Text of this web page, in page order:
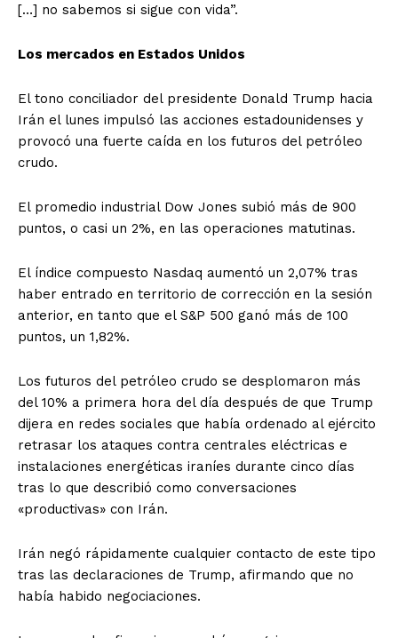
[…] no sabemos si sigue con vida”.
Los mercados en Estados Unidos
El tono conciliador del presidente Donald Trump hacia
Irán el lunes impulsó las acciones estadounidenses y
provocó una fuerte caída en los futuros del petróleo
crudo.
El promedio industrial Dow Jones subió más de 900
puntos, o casi un 2%, en las operaciones matutinas.
El índice compuesto Nasdaq aumentó un 2,07% tras
haber entrado en territorio de corrección en la sesión
anterior, en tanto que el S&P 500 ganó más de 100
puntos, un 1,82%.
Los futuros del petróleo crudo se desplomaron más
del 10% a primera hora del día después de que Trump
dijera en redes sociales que había ordenado al ejército
retrasar los ataques contra centrales eléctricas e
instalaciones energéticas iraníes durante cinco días
tras lo que describió como conversaciones
«productivas» con Irán.
Irán negó rápidamente cualquier contacto de este tipo
tras las declaraciones de Trump, afirmando que no
había habido negociaciones.